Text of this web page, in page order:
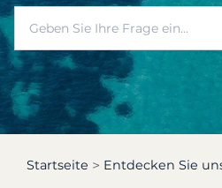
Startseite Entdecken Sie